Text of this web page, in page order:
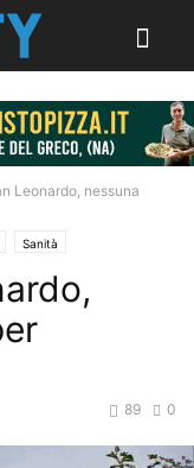
Leonardo, nessuna
Sanità
0
89